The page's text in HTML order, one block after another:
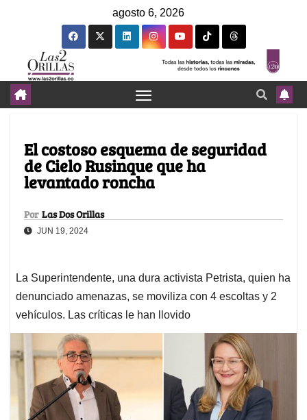
agosto 6, 2026
El costoso esquema de seguridad
de Cielo Rusinque que ha
levantado roncha
Por Las Dos Orillas
JUN 19, 2024
La Superintendente, una dura activista Petrista, quien ha
denunciado amenazas, se moviliza con 4 escoltas y 2
vehículos. Las críticas le han llovido